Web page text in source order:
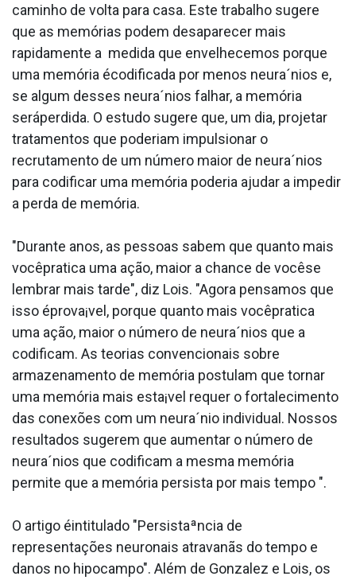
caminho de volta para casa. Este trabalho sugere
que as memórias podem desaparecer mais
rapidamente a medida que envelhecemos porque
uma memória écodificada por menos neura´nios e,
se algum desses neura´nios falhar, a memória
seráperdida. O estudo sugere que, um dia, projetar
tratamentos que poderiam impulsionar o
recrutamento de um número maior de neura´nios
para codificar uma memória poderia ajudar a impedir
a perda de memória.
"Durante anos, as pessoas sabem que quanto mais
vocêpratica uma ação, maior a chance de vocêse
lembrar mais tarde", diz Lois. "Agora pensamos que
isso éprova¡vel, porque quanto mais vocêpratica
uma ação, maior o número de neura´nios que a
codificam. As teorias convencionais sobre
armazenamento de memória postulam que tornar
uma memória mais esta¡vel requer o fortalecimento
das conexões com um neura´nio individual. Nossos
resultados sugerem que aumentar o número de
neura´nios que codificam a mesma memória
permite que a memória persista por mais tempo ".
O artigo éintitulado "Persistaªncia de
representações neuronais atravanãs do tempo e
danos no hipocampo". Além de Gonzalez e Lois, os